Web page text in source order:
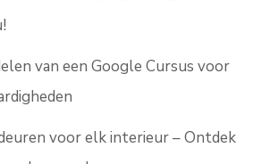
van een Google Cursus voor
voor elk interieur – Ontdek